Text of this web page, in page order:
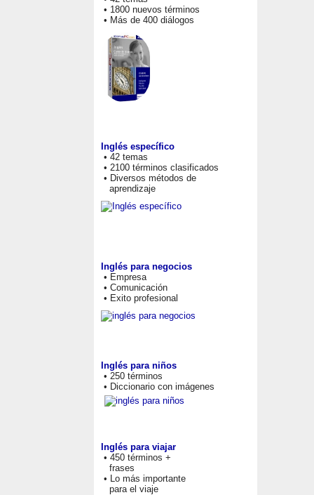
• 1800 nuevos términos
• Más de 400 diálogos
Inglés específico
• 42 temas
• 2100 términos clasificados
• Diversos métodos de
aprendizaje
Inglés para negocios
• Empresa
• Comunicación
• Exito profesional
Inglés para niños
• 250 términos
• Diccionario con imágenes
Inglés para viajar
• 450 términos +
frases
• Lo más importante
para el viaje